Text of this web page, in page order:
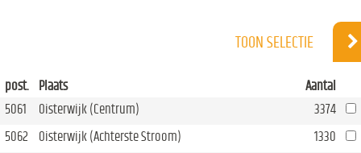
TOON SELECTIE
post. Plaats
Aantal
5061
Oisterwijk (Centrum)
3374
5062
Oisterwijk (Achterste Stroom)
1330